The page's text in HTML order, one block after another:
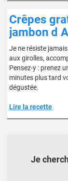
Crêpes
jambon d
Je ne résiste
aux girolles,
Pensez-y : prenez
minutes plus tard
dégustée.
Lire la recette
Je